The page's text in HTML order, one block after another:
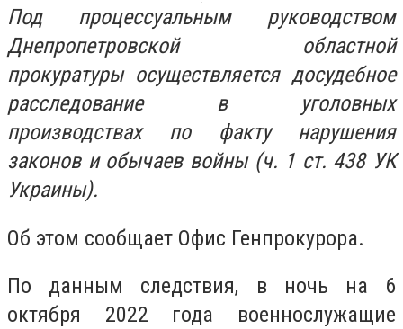
Под процессуальным руководством
Днепропетровской областной
прокуратуры осуществляется досудебное
расследование в уголовных
производствах по факту нарушения
законов и обычаев войны (ч. 1 ст. 438 УК
Украины).
Об этом сообщает Офис Генпрокурора.
По данным следствия, в ночь на 6
октября 2022 года военнослужащие